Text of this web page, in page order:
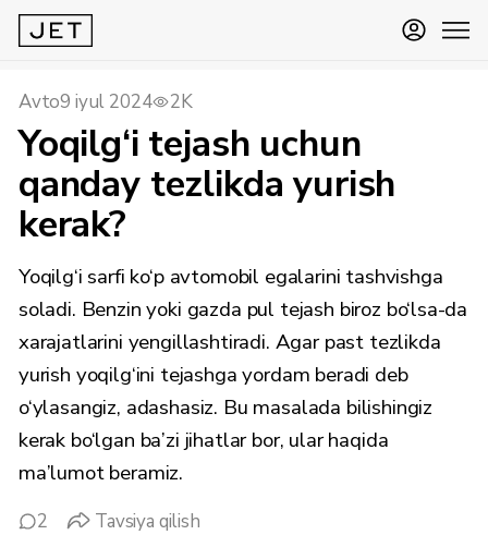
Avto9 iyul 2024 2K
Yoqilg‘i tejash uchun
qanday tezlikda yurish
kerak?
Yoqilg‘i sarfi ko‘p avtomobil egalarini tashvishga
soladi. Benzin yoki gazda pul tejash biroz bo‘lsa-da
xarajatlarini yengillashtiradi. Agar past tezlikda
yurish yoqilg‘ini tejashga yordam beradi deb
o‘ylasangiz, adashasiz. Bu masalada bilishingiz
kerak bo‘lgan ba’zi jihatlar bor, ular haqida
ma’lumot beramiz.
2 Tavsiya qilish